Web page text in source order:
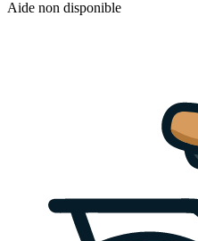
Aide non disponible